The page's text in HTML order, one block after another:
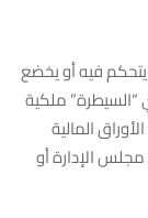
فيه أو يخضع
ملكية
المالية
الإدارة أو